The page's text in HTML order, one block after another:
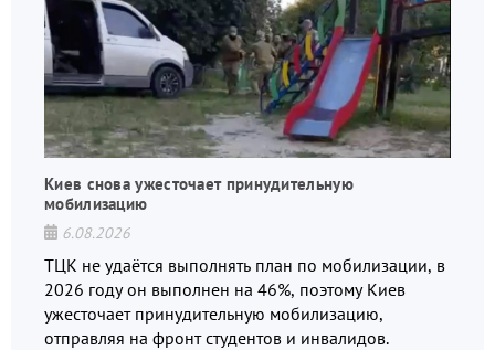
Киев снова ужесточает принудительную
мобилизацию
6.08.2026
ТЦК не удаётся выполнять план по мобилизации, в
2026 году он выполнен на 46%, поэтому Киев
ужесточает принудительную мобилизацию,
отправляя на фронт студентов и инвалидов.